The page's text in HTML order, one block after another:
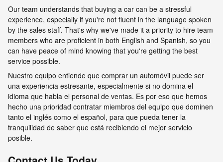
Our team understands that buying a car can be a stressful
experience, especially if you're not fluent in the language spoken
by the sales staff. That's why we've made it a priority to hire team
members who are proficient in both English and Spanish, so you
can have peace of mind knowing that you're getting the best
service possible.
Nuestro equipo entiende que comprar un automóvil puede ser
una experiencia estresante, especialmente si no domina el
idioma que habla el personal de ventas. Es por eso que hemos
hecho una prioridad contratar miembros del equipo que dominen
tanto el inglés como el español, para que pueda tener la
tranquilidad de saber que está recibiendo el mejor servicio
posible.